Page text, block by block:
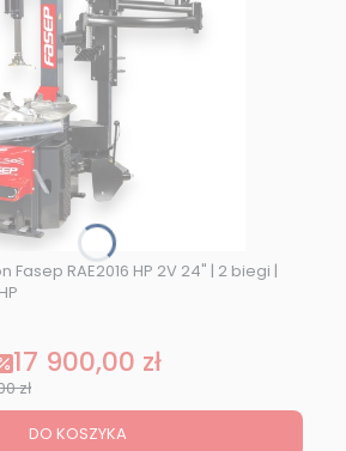
RAE2016 HP 2V 24" | 2 biegi |
Cena promocyjna
17 900,00 zł
zł
DO KOSZYKA